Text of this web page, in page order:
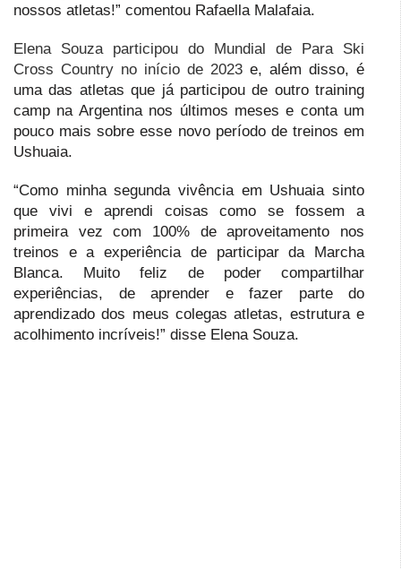
nossos atletas!” comentou Rafaella Malafaia.
Elena Souza participou do Mundial de Para Ski
Cross Country no início de 2023 e, além disso, é
uma das atletas que já participou de outro training
camp na Argentina nos últimos meses e conta um
pouco mais sobre esse novo período de treinos em
Ushuaia.
“Como minha segunda vivência em Ushuaia sinto
que vivi e aprendi coisas como se fossem a
primeira vez com 100% de aproveitamento nos
treinos e a experiência de participar da Marcha
Blanca. Muito feliz de poder compartilhar
experiências, de aprender e fazer parte do
aprendizado dos meus colegas atletas, estrutura e
acolhimento incríveis!” disse Elena Souza.